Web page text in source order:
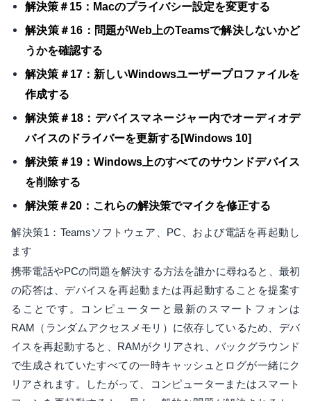
解決策＃15：Macのプライバシー設定を変更する
解決策＃16：問題がWeb上のTeamsで解決しないかど
うかを確認する
解決策＃17：新しいWindowsユーザープロファイルを
作成する
解決策＃18：デバイスマネージャー内でオーディオデ
バイスのドライバーを更新する[Windows 10]
解決策＃19：Windows上のすべてのサウンドデバイス
を削除する
解決策＃20：これらの解決策でマイクを修正する
解決策1：Teamsソフトウェア、PC、および電話を再起動し
ます
携帯電話やPCの問題を解決する方法を誰かに尋ねると、最初
の応答は、デバイスを再起動または再起動することを提案す
ることです。コンピューターと最新のスマートフォンは
RAM（ランダムアクセスメモリ）に依存しているため、デバ
イスを再起動すると、RAMがクリアされ、バックグラウンド
で生成されていたすべての一時キャッシュとログが一緒にク
リアされます。したがって、コンピューターまたはスマート